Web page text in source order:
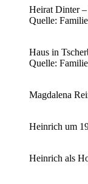
Heirat Dinter
Quelle:
Haus in
Quelle:
Magdalena
Heinrich um
Heinrich als